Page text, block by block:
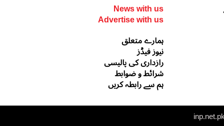
News with us
Advertise with us
ہمارے متعلق
نیوز فیڈز
رازداری کی پالیسی
شرائط و ضوابط
ہم سے رابطہ کریں